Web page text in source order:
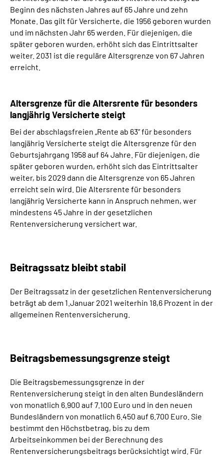
Beginn des nächsten Jahres auf 65 Jahre und zehn
Monate. Das gilt für Versicherte, die 1956 geboren wurden
und im nächsten Jahr 65 werden. Für diejenigen, die
später geboren wurden, erhöht sich das Eintrittsalter
weiter. 2031 ist die reguläre Altersgrenze von 67 Jahren
erreicht.
Altersgrenze für die Altersrente für besonders
langjährig Versicherte steigt
Bei der abschlagsfreien „Rente ab 63“ für besonders
langjährig Versicherte steigt die Altersgrenze für den
Geburtsjahrgang 1958 auf 64 Jahre. Für diejenigen, die
später geboren wurden, erhöht sich das Eintrittsalter
weiter, bis 2029 dann die Altersgrenze von 65 Jahren
erreicht sein wird. Die Altersrente für besonders
langjährig Versicherte kann in Anspruch nehmen, wer
mindestens 45 Jahre in der gesetzlichen
Rentenversicherung versichert war.
Beitragssatz bleibt stabil
Der Beitragssatz in der gesetzlichen Rentenversicherung
beträgt ab dem 1.Januar 2021 weiterhin 18,6 Prozent in der
allgemeinen Rentenversicherung.
Beitragsbemessungsgrenze steigt
Die Beitragsbemessungsgrenze in der
Rentenversicherung steigt in den alten Bundesländern
von monatlich 6.900 auf 7.100 Euro und in den neuen
Bundesländern von monatlich 6.450 auf 6.700 Euro. Sie
bestimmt den Höchstbetrag, bis zu dem
Arbeitseinkommen bei der Berechnung des
Rentenversicherungsbeitrags berücksichtigt wird. Für